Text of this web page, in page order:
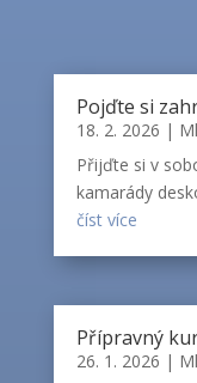
Pojďte si
18. 2. 2026 |
Přijďte si v
kamarády
číst více
Přípravný
26. 1. 2026 |